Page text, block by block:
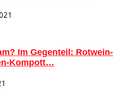
Im Gegenteil: Rotwein-
Kompott…